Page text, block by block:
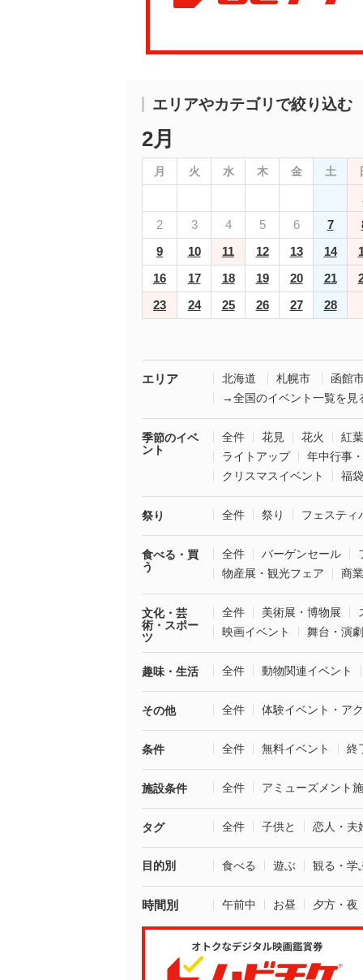
エリアやカテゴリで絞り込む
2月
月 火 水 木 金 土
2
3 4 5 6 7
9
10 11 12 13 14
16
17 18 19 20 21
23
24 25 26 27 28
エリア 北海道 札幌市
函館
→全国のイベント一覧を見
季節のイベ
ント
全件 花見 花火
紅葉
ライトアップ
年中行事
クリスマスイベント
福
祭り 全件 祭り フェスティ
食べる・買
う
全件 バーゲンセール
物産展・観光フェア
商
文化・芸
術・スポー
ツ
全件 美術展・博物展
映画イベント
舞台・演劇
趣味・生活 全件 動物関連イベント
その他 全件 体験イベント・ア
条件 全件 無料イベント 終
施設条件 全件 アミューズメント
タグ 全件 子供と 恋人・夫
目的別 食べる 遊ぶ 観る・学
時間別 午前中 お昼 夕方・夜